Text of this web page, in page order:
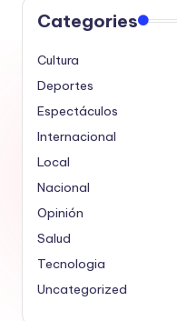
Categories
Cultura
Deportes
Espectáculos
Internacional
Local
Nacional
Opinión
Salud
Tecnologia
Uncategorized